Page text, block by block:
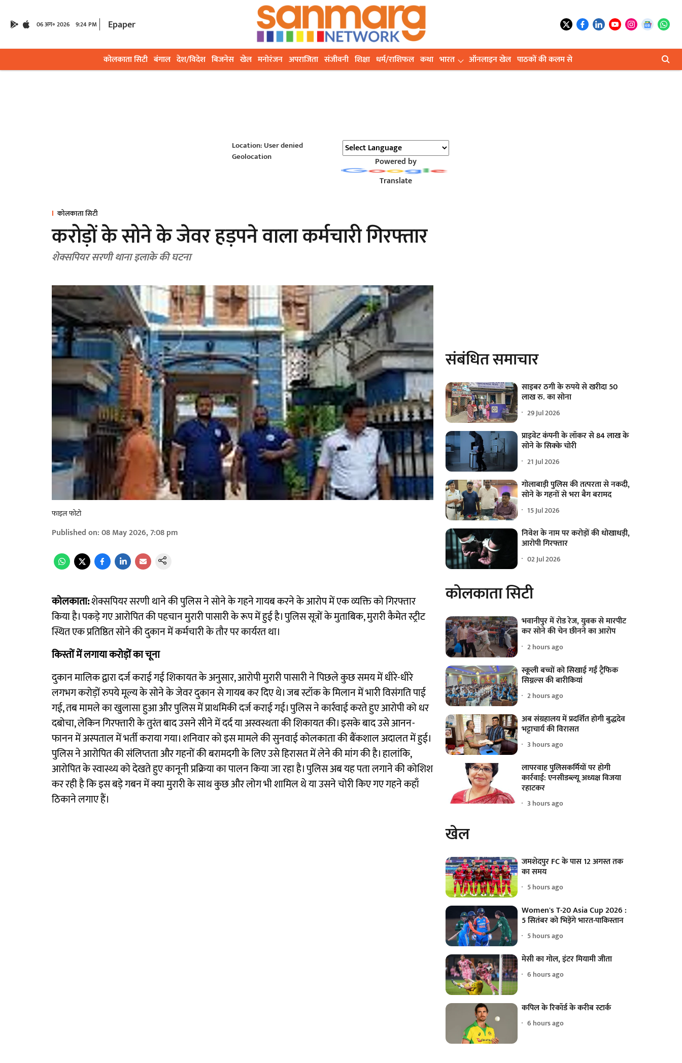
06 अग॰ 2026 9:24 PM Epaper
कोलकाता सिटी बंगाल देश/विदेश बिजनेस खेल मनोरंजन अपराजिता संजीवनी शिक्षा धर्म/राशिफल कथा भारत ऑनलाइन खेल पाठकों की कलम से
Location: User denied
Geolocation
Powered by
Translate
कोलकाता सिटी
करोड़ों के सोने के जेवर हड़पने वाला कर्मचारी गिरफ्तार
शेक्सपियर सरणी थाना इलाके की घटना
फाइल फोटो
Published on:08 May 2026, 7:08 pm
कोलकाता:शेक्सपियर सरणी थाने की पुलिस ने सोने के गहने गायब करने के आरोप में एक व्यक्ति को गिरफ्तार
किया है। पकड़े गए आरोपित की पहचान मुरारी पासारी के रूप में हुई है। पुलिस सूत्रों के मुताबिक, मुरारी कैमेत स्ट्रीट
स्थित एक प्रतिष्ठित सोने की दुकान में कर्मचारी के तौर पर कार्यरत था।
किस्तों में लगाया करोड़ों का चूना
दुकान मालिक द्वारा दर्ज कराई गई शिकायत के अनुसार, आरोपी मुरारी पासारी ने पिछले कुछ समय में धीरे-धीरे
लगभग करोड़ों रुपये मूल्य के सोने के जेवर दुकान से गायब कर दिए थे। जब स्टॉक के मिलान में भारी विसंगति पाई
गई, तब मामले का खुलासा हुआ और पुलिस में प्राथमिकी दर्ज कराई गई। पुलिस ने कार्रवाई करते हुए आरोपी को धर
दबोचा, लेकिन गिरफ्तारी के तुरंत बाद उसने सीने में दर्द या अस्वस्थता की शिकायत की। इसके बाद उसे आनन-
फानन में अस्पताल में भर्ती कराया गया। शनिवार को इस मामले की सुनवाई कोलकाता की बैंकशाल अदालत में हुई।
पुलिस ने आरोपित की संलिप्तता और गहनों की बरामदगी के लिए उसे हिरासत में लेने की मांग की है। हालांकि,
आरोपित के स्वास्थ्य को देखते हुए कानूनी प्रक्रिया का पालन किया जा रहा है। पुलिस अब यह पता लगाने की कोशिश
कर रही है कि इस बड़े गबन में क्या मुरारी के साथ कुछ और लोग भी शामिल थे या उसने चोरी किए गए गहने कहाँ
ठिकाने लगाए हैं।
संबंधित समाचार
साइबर ठगी के रुपये से खरीदा 50
लाख रु. का सोना
29 Jul 2026
प्राइवेट कंपनी के लॉकर से 84 लाख के
सोने के सिक्के चोरी
21 Jul 2026
गोलाबाड़ी पुलिस की तत्परता से नकदी,
सोने के गहनों से भरा बैग बरामद
15 Jul 2026
निवेश के नाम पर करोड़ों की धोखाधड़ी,
आरोपी गिरफ्तार
02 Jul 2026
कोलकाता सिटी
भवानीपुर में रोड रेज, युवक से मारपीट
कर सोने की चेन छीनने का आरोप
2 hours ago
स्कूली बच्चों को सिखाई गईं ट्रैफिक
सिग्नल्स की बारीकियां
2 hours ago
अब संग्रहालय में प्रदर्शित होगी बुद्धदेव
भट्टाचार्य की विरासत
3 hours ago
लापरवाह पुलिसकर्मियों पर होगी
कार्रवाई: एनसीडब्ल्यू अध्यक्ष विजया
रहाटकर
3 hours ago
खेल
जमशेदपुर FC के पास 12 अगस्त तक
का समय
5 hours ago
Women's T-20 Asia Cup 2026 :
5 सितंबर को भिड़ेंगे भारत-पाकिस्तान
5 hours ago
मेसी का गोल, इंटर मियामी जीता
6 hours ago
कपिल के रिकॉर्ड के करीब स्टार्क
6 hours ago